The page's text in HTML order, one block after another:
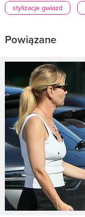
stylizacje gwiazd
Powiązane